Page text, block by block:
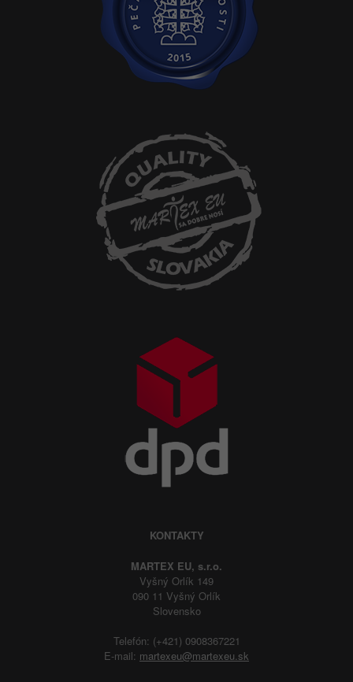
KONTAKTY
MARTEX EU, s.r.o.
Vyšný Orlík 149
090 11 Vyšný Orlík
Slovensko
Telefón: (+421) 0908367221
E-mail: martexeu@martexeu.sk